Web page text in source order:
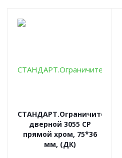
СТАНДАРТ.Ограничитель
дверной 3055 CP
прямой хром, 75*36
мм, (ДК)